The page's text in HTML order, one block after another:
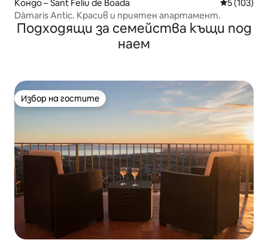
Кондо – Sant Feliu de Boada Средна
5 (103)
Dàmaris Antic. Красив и приятен апартамент.
Подходящи за семейства къщи под
наем
Избор на гостите
Избор на гостите